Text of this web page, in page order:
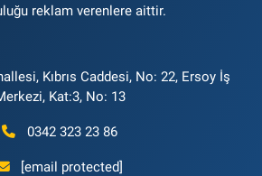
reklam verenlere aittir.
Kıbrıs Caddesi, No: 22, Ersoy İş
Kat:3, No: 13
0342 323 23 86
[email protected]